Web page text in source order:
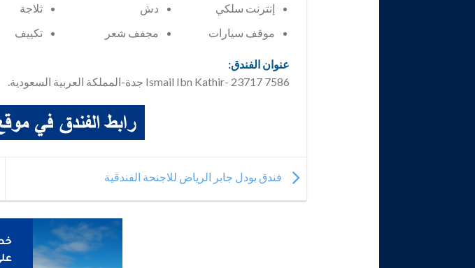
إنترنت سلكي
موقف سيارات
دش
مجفف شعر
ثلاجة
تكييف
عنوان الفندق:
7586 Ismail Ibn Kathir- 23717 جدة-المملكة العربية السعودية.
فندق بودل جابر الرياض للاجنحة الفندقية